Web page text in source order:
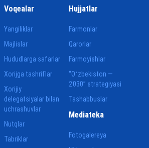
Voqealar
Yangiliklar
Majlislar
Hududlarga safarlar
Xorijga tashriflar
Xorijiy
delegatsiyalar bilan
uchrashuvlar
Nutqlar
Tabriklar
Hujjatlar
Farmonlar
Qarorlar
Farmoyishlar
“Oʻzbekiston —
2030” strategiyasi
Tashabbuslar
Mediateka
Fotogalereya